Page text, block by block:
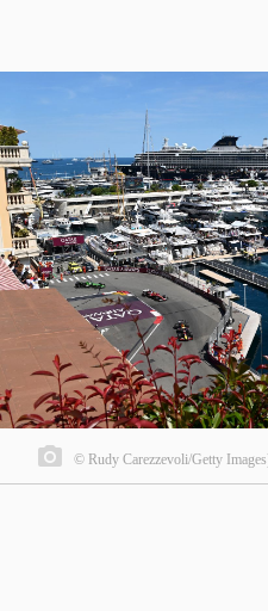
© Rudy Carezzevoli/Getty